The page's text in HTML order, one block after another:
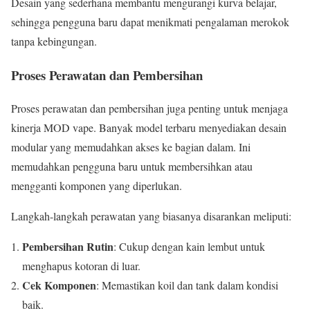
sehingga pengguna baru dapat menikmati pengalaman merokok
tanpa kebingungan.
Proses Perawatan dan Pembersihan
Proses perawatan dan pembersihan juga penting untuk menjaga
kinerja MOD vape. Banyak model terbaru menyediakan desain
modular yang memudahkan akses ke bagian dalam. Ini
memudahkan pengguna baru untuk membersihkan atau
mengganti komponen yang diperlukan.
Langkah-langkah perawatan yang biasanya disarankan meliputi:
Pembersihan Rutin: Cukup dengan kain lembut untuk
menghapus kotoran di luar.
Cek Komponen: Memastikan koil dan tank dalam kondisi
baik.